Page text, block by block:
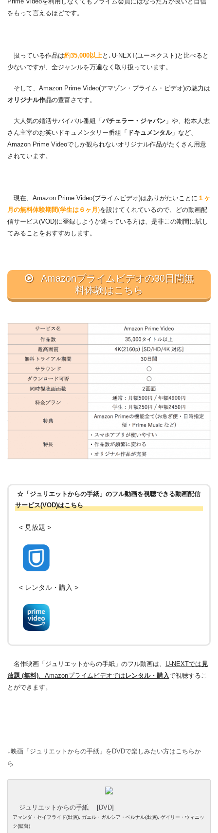
をもって言えるほどです。
扱っている作品は約35,000以上 と､U-NEXT(ユーネクスト)と比べると
少ないですが、全ジャンルを万遍なく取り扱っています。
そして、Amazon Prime Video(アマゾン・プライム・ビデオ)の魅力は
オリジナル作品の豊富さです。
大人気の婚活サバイバル番組「 バチェラー・ジャパン 」や、松本人志
さん主宰のお笑いドキュメンタリー番組「 ドキュメンタル」など、
Amazon Prime Videoでしか観られないオリジナル作品がたくさん用意
されています。
現在、Amazon Prime Video(プライムビデオ)はありがたいことに １ヶ
月の無料体験期間(学生は６ヶ月 )を設けてくれているので、どの動画配
信サービス(VOD)に登録しようか迷っている方は、是非この期間に試し
てみることをおすすめします。
Amazonプライムビデオの30日間無
料体験はこちら
☆「ジュリエットからの手紙」のフル動画を視聴できる動画配信
サービス(VOD)はこちら
< 見放題 >
< レンタル・購入 >
名作映画「ジュリエットからの手紙」のフル動画は、 U-NEXTでは 見
放題 (無料)、Amazonプライムビデオでは レンタル・購入で視聴するこ
とができます。
↓映画「ジュリエットからの手紙」をDVDで楽しみたい方はこちらか
ら
ジュリエットからの手紙 [DVD]
アマンダ・セイフライド(出演), ガエル・ガルシア・ベルナル(出演), ゲイリー・ウィニッ
ク(監督)